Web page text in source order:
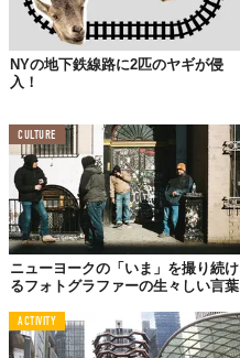
NYの地下鉄線路に2匹のヤギが侵
入！
CULTURE
ニューヨークの「いま」を撮り続け
るフォトグラファーの生々しい言葉
ACTIVITY